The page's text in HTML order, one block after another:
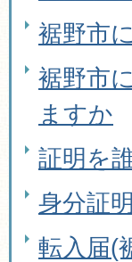
裾野市
裾野市
ますか
証明を
身分証
転入届(